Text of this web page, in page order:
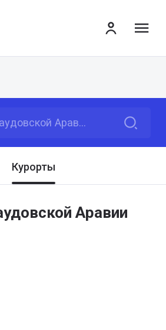
Найти тур в Саудовской Аравии
Курорты
Аравии